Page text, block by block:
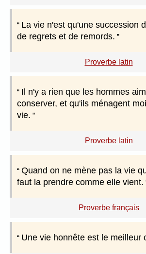
La vie n'est qu'une succession
de regrets et de remords.
Proverbe latin
Il n'y a rien que les hommes
conserver, et qu'ils ménagent
vie.
Proverbe latin
Quand on ne mène pas la vie
faut la prendre comme elle vient.
Proverbe français
Une vie honnête est le meilleur